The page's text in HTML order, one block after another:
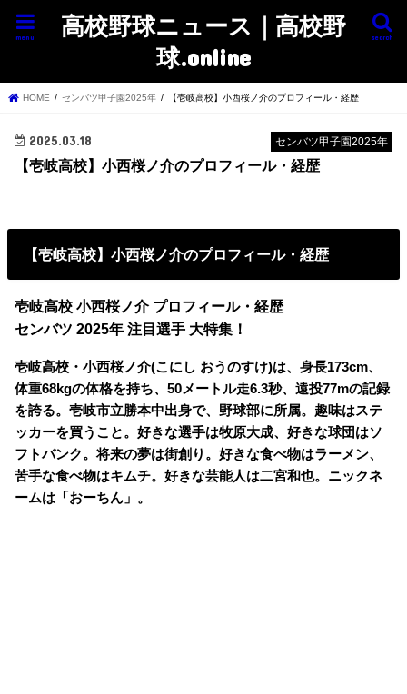
高校野球ニュース｜高校野
球.online
search
menu
HOME センバツ甲子園2025年 【壱岐高校】小西桜ノ介のプロフィール・経歴
センバツ甲子園2025年
2025.03.18
【壱岐高校】小西桜ノ介のプロフィール・経歴
【壱岐高校】小西桜ノ介のプロフィール・経歴
壱岐高校 小西桜ノ介 プロフィール・経歴
センバツ 2025年 注目選手 大特集！
壱岐高校・小西桜ノ介(こにし おうのすけ)は、身長173cm、
体重68kgの体格を持ち、50メートル走6.3秒、遠投77mの記録
を誇る。壱岐市立勝本中出身で、野球部に所属。趣味はステ
ッカーを買うこと。好きな選手は牧原大成、好きな球団はソ
フトバンク。将来の夢は街創り。好きな食べ物はラーメン、
苦手な食べ物はキムチ。好きな芸能人は二宮和也。ニックネ
ームは「おーちん」。